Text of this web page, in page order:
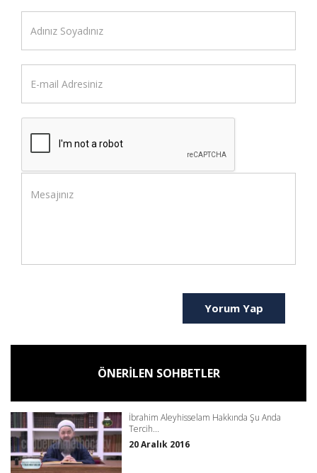
Yorum Yap
ÖNERİLEN SOHBETLER
İbrahim Aleyhisselam Hakkında Şu Anda
Tercih...
20 Aralık 2016